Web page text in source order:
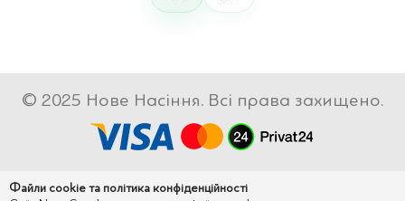
© 2025 Нове Насіння. Всі права захищено.
Файли cookie та політика конфіденційності